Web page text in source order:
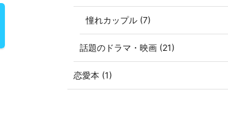
憧れカップル (7)
話題のドラマ・映画 (21)
恋愛本 (1)